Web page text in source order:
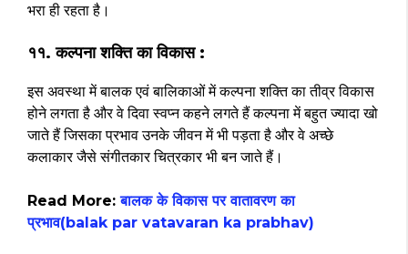
भरा ही रहता है।
११. कल्पना शक्ति का विकास :
इस अवस्था में बालक एवं बालिकाओं में कल्पना शक्ति का तीव्र विकास
होने लगता है और वे दिवा स्वप्न कहने लगते हैं कल्पना में बहुत ज्यादा खो
जाते हैं जिसका प्रभाव उनके जीवन में भी पड़ता है और वे अच्छे
कलाकार जैसे संगीतकार चित्रकार भी बन जाते हैं।
Read More:बालक के विकास पर वातावरण का
प्रभाव(balak par vatavaran ka prabhav)